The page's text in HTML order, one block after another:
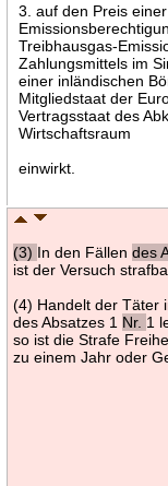
3. auf den Preis
Treibhausgas-
Zahlungsmittels im
einer inländischen
Mitgliedstaat der
Vertragsstaat des
Wirtschaftsraum
einwirkt.
(3) In den Fällendes
ist der Versuch
(4) Handelt der Täter
des Absatzes 1 Nr. 1
so ist die Strafe
zu einem Jahr oder